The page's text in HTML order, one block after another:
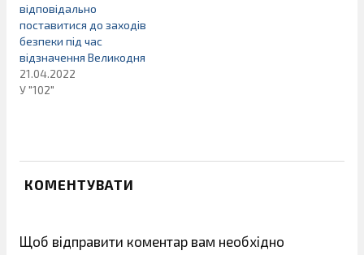
відповідально
поставитися до заходів
безпеки під час
відзначення Великодня
21.04.2022
У "102"
КОМЕНТУВАТИ
Щоб відправити коментар вам необхідно